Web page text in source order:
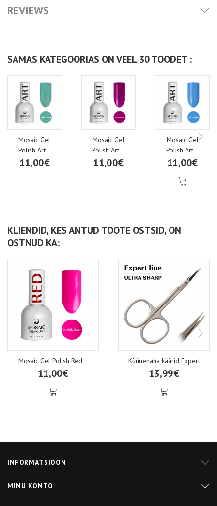
REVIEWS
SAMAS KATEGOORIAS ON VEEL 30 TOODET :
Mosaic Gel
Polish Art...
11,00€
Mosaic Gel
Polish Art...
11,00€
Mosaic Gel
Polish Art...
11,00€
KLIENDID, KES ANTUD TOOTE OSTSID, ON
OSTNUD KA:
Mosaic Gel Polish Red...
11,00€
Küünenaha käärid Expert
13,99€
INFORMATSIOON
MINU KONTO